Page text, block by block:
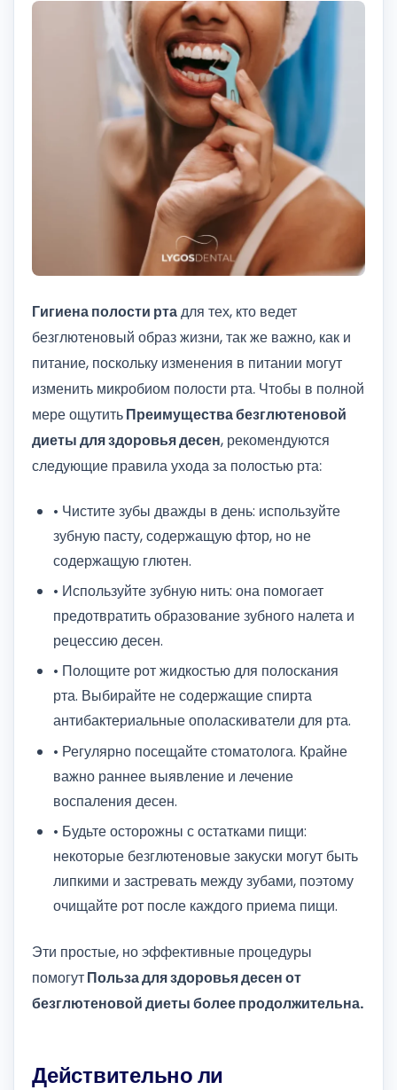
Гигиена полости ртадля тех, кто ведет
безглютеновый образ жизни, так же важно, как и
питание, поскольку изменения в питании могут
изменить микробиом полости рта. Чтобы в полной
мере ощутитьПреимущества безглютеновой
диеты для здоровья десен, рекомендуются
следующие правила ухода за полостью рта:
• Чистите зубы дважды в день: используйте
зубную пасту, содержащую фтор, но не
содержащую глютен.
• Используйте зубную нить: она помогает
предотвратить образование зубного налета и
рецессию десен.
• Полощите рот жидкостью для полоскания
рта. Выбирайте не содержащие спирта
антибактериальные ополаскиватели для рта.
• Регулярно посещайте стоматолога. Крайне
важно раннее выявление и лечение
воспаления десен.
• Будьте осторожны с остатками пищи:
некоторые безглютеновые закуски могут быть
липкими и застревать между зубами, поэтому
очищайте рот после каждого приема пищи.
Эти простые, но эффективные процедуры
помогутПольза для здоровья десен от
безглютеновой диеты более продолжительна.
Действительно ли